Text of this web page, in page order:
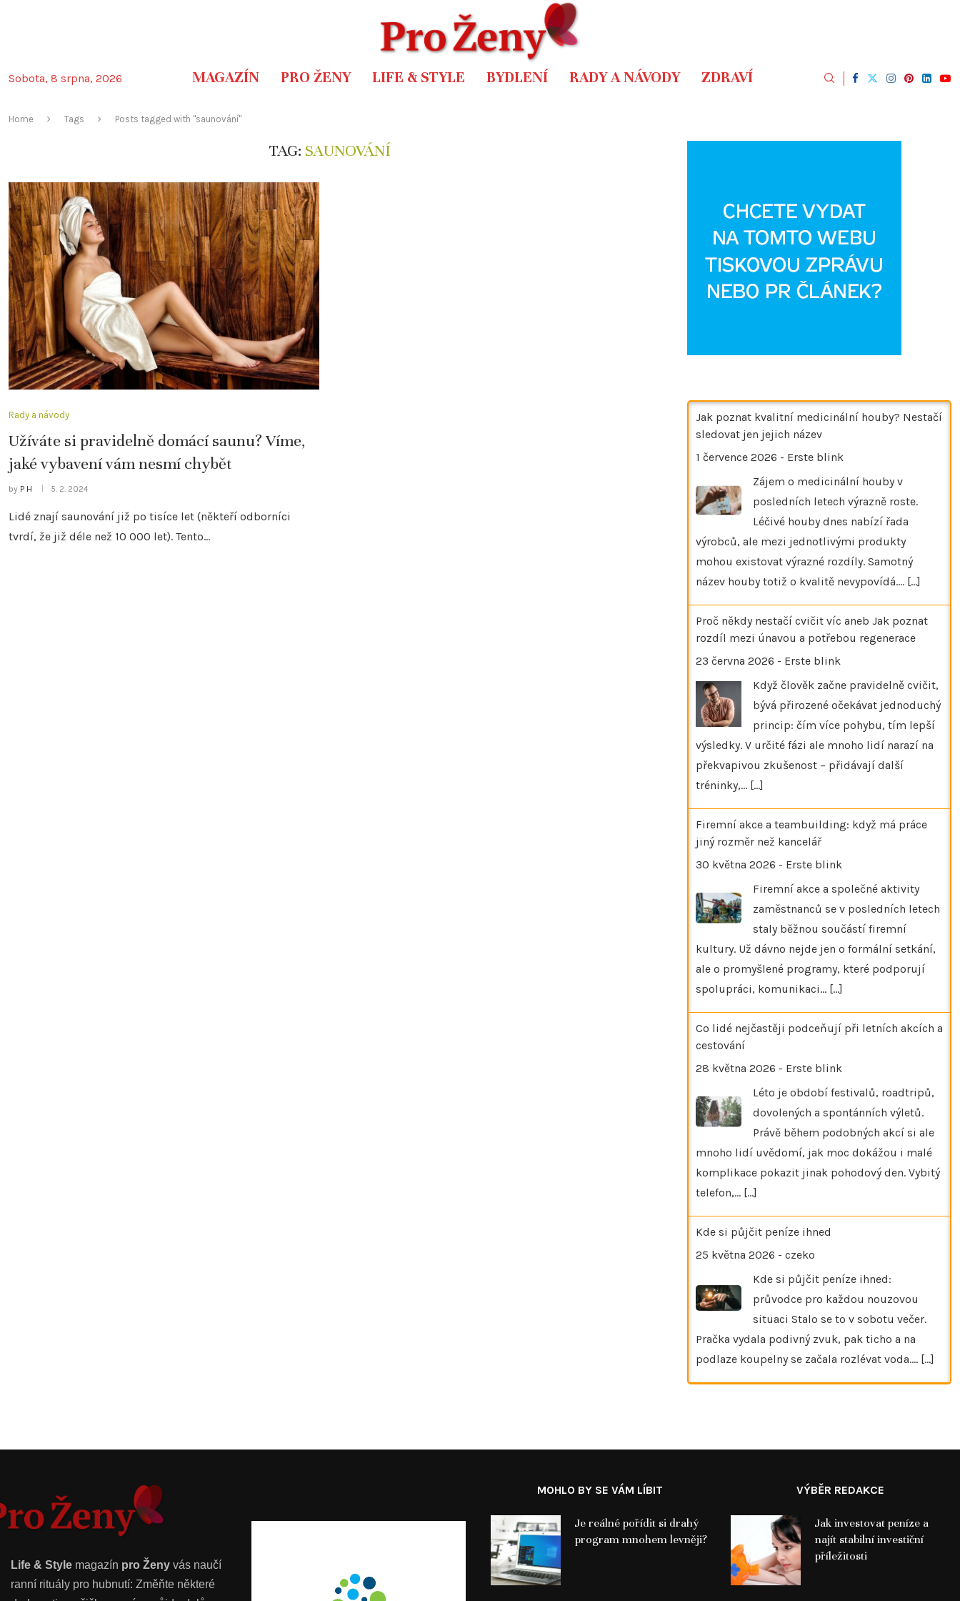
Sobota, 8 srpna, 2026 MAGAZÍN PRO ŽENY LIFE & STYLE BYDLENÍ RADY A NÁVODY ZDRAVÍ
Home Tags Posts tagged with "saunování"
TAG: SAUNOVÁNÍ
Rady a návody
Užíváte si pravidelně domácí saunu? Víme,
jaké vybavení vám nesmí chybět
by P H 5. 2. 2024
Lidé znají saunování již po tisíce let (někteří odborníci
tvrdí, že již déle než 10 000 let). Tento…
Jak poznat kvalitní medicinální houby? Nestačí
sledovat jen jejich název
1 července 2026 - Erste blink
Zájem o medicinální houby v
posledních letech výrazně roste.
Léčivé houby dnes nabízí řada
výrobců, ale mezi jednotlivými produkty
mohou existovat výrazné rozdíly. Samotný
název houby totiž o kvalitě nevypovídá.… [...]
Proč někdy nestačí cvičit víc aneb Jak poznat
rozdíl mezi únavou a potřebou regenerace
23 června 2026 - Erste blink
Když člověk začne pravidelně cvičit,
bývá přirozené očekávat jednoduchý
princip: čím více pohybu, tím lepší
výsledky. V určité fázi ale mnoho lidí narazí na
překvapivou zkušenost – přidávají další
tréninky,… [...]
Firemní akce a teambuilding: když má práce
jiný rozměr než kancelář
30 května 2026 - Erste blink
Firemní akce a společné aktivity
zaměstnanců se v posledních letech
staly běžnou součástí firemní
kultury. Už dávno nejde jen o formální setkání,
ale o promyšlené programy, které podporují
spolupráci, komunikaci… [...]
Co lidé nejčastěji podceňují při letních akcích a
cestování
28 května 2026 - Erste blink
Léto je období festivalů, roadtripů,
dovolených a spontánních výletů.
Právě během podobných akcí si ale
mnoho lidí uvědomí, jak moc dokážou i malé
komplikace pokazit jinak pohodový den. Vybitý
telefon,… [...]
Kde si půjčit peníze ihned
25 května 2026 - czeko
Kde si půjčit peníze ihned:
průvodce pro každou nouzovou
situaci Stalo se to v sobotu večer.
Pračka vydala podivný zvuk, pak ticho a na
podlaze koupelny se začala rozlévat voda.… [...]
Life & Style magazín pro Ženy vás naučí
ranní rituály pro hubnutí: Změňte některé
MOHLO BY SE VÁM LÍBIT
Je reálné pořídit si drahý
program mnohem levněji?
VÝBĚR REDAKCE
Jak investovat peníze a
najít stabilní investiční
příležitosti